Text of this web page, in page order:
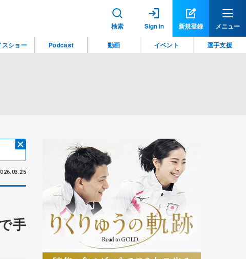
検索 Sign in 新規登録 メニュー
手
スショー Podcast 動画 イベント 選手支援